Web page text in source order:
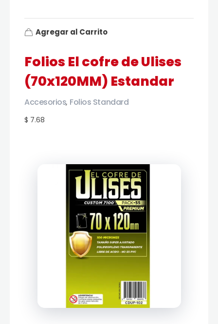
Folios El cofre de Ulises
(70x120MM) Estandar
$ 7.68
Accesorios, Folios Standard
Agregar al Carrito